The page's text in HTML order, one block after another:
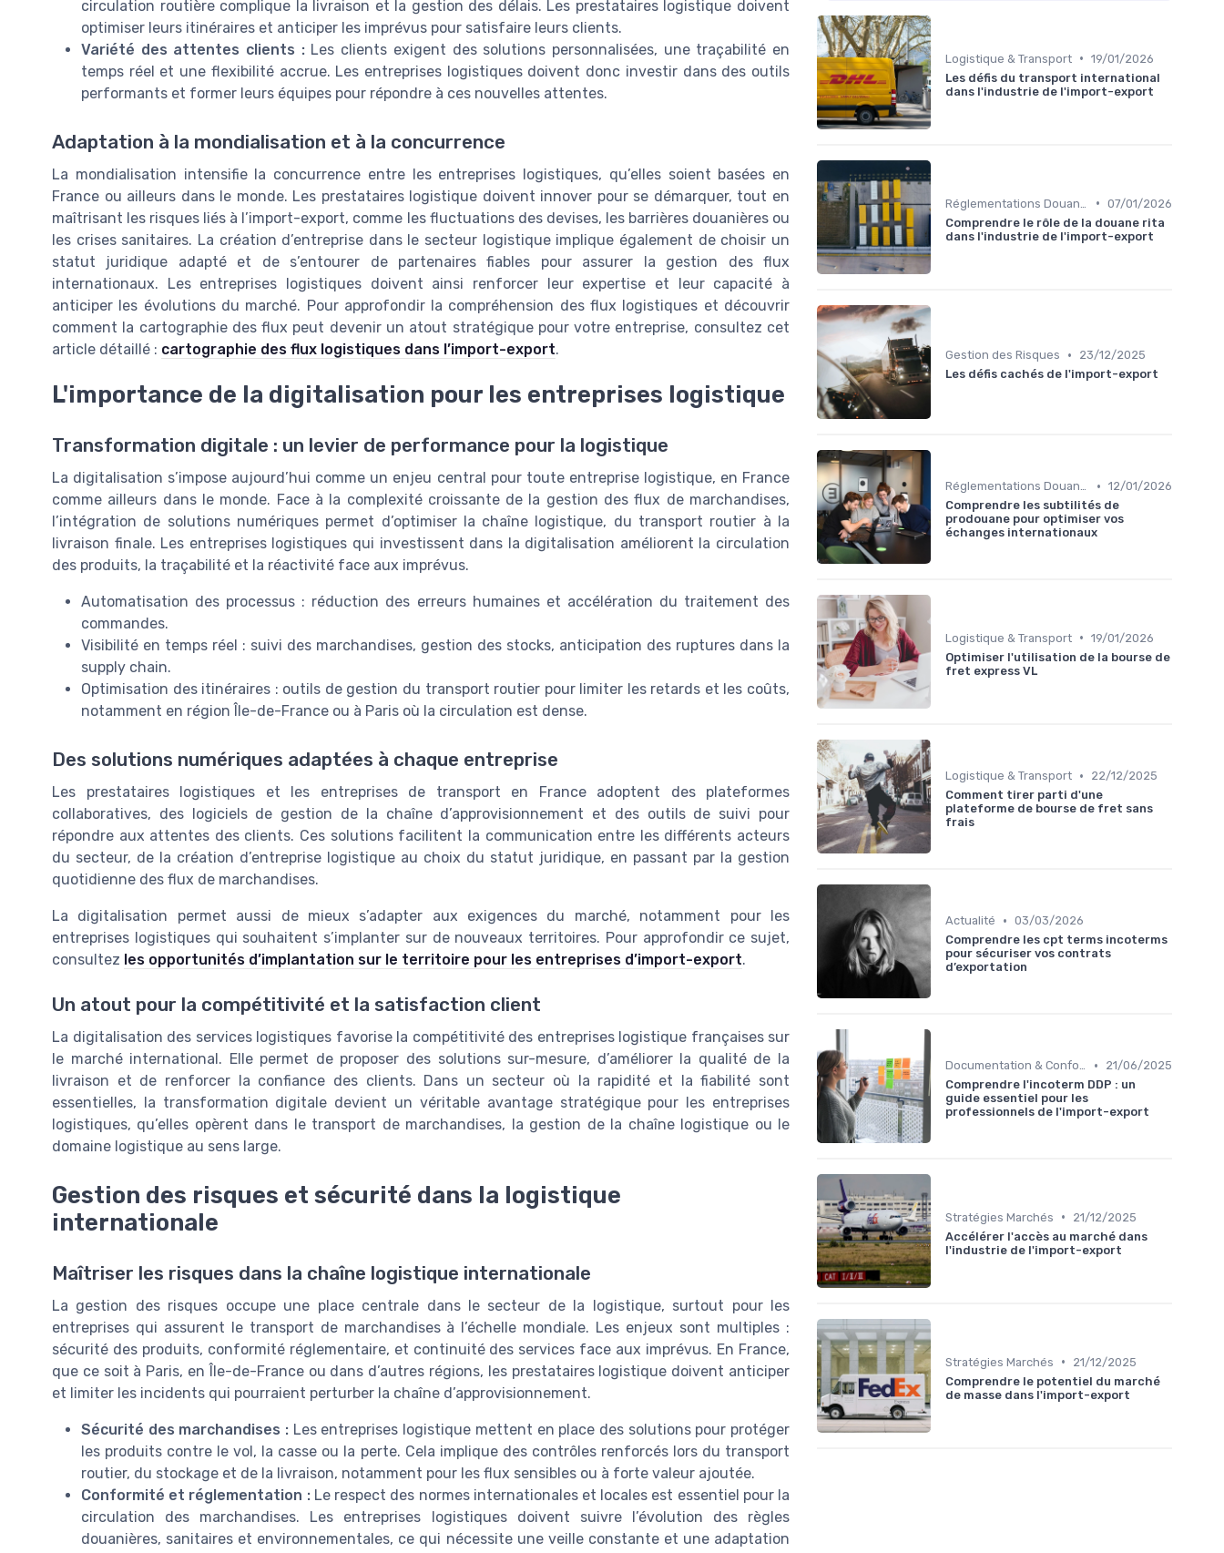
circulation routière complique la livraison et la gestion des délais. Les prestataires logistique doivent
optimiser leurs itinéraires et anticiper les imprévus pour satisfaire leurs clients.
Variété des attentes clients :Les clients exigent des solutions personnalisées, une traçabilité en
temps réel et une flexibilité accrue. Les entreprises logistiques doivent donc investir dans des outils
performants et former leurs équipes pour répondre à ces nouvelles attentes.
Adaptation à la mondialisation et à la concurrence
La mondialisation intensifie la concurrence entre les entreprises logistiques, qu’elles soient basées en
France ou ailleurs dans le monde. Les prestataires logistique doivent innover pour se démarquer, tout en
maîtrisant les risques liés à l’import-export, comme les fluctuations des devises, les barrières douanières ou
les crises sanitaires. La création d’entreprise dans le secteur logistique implique également de choisir un
statut juridique adapté et de s’entourer de partenaires fiables pour assurer la gestion des flux
internationaux. Les entreprises logistiques doivent ainsi renforcer leur expertise et leur capacité à
anticiper les évolutions du marché. Pour approfondir la compréhension des flux logistiques et découvrir
comment la cartographie des flux peut devenir un atout stratégique pour votre entreprise, consultez cet
article détaillé : cartographie des flux logistiques dans l’import-export.
L'importance de la digitalisation pour les entreprises logistique
Transformation digitale : un levier de performance pour la logistique
La digitalisation s’impose aujourd’hui comme un enjeu central pour toute entreprise logistique, en France
comme ailleurs dans le monde. Face à la complexité croissante de la gestion des flux de marchandises,
l’intégration de solutions numériques permet d’optimiser la chaîne logistique, du transport routier à la
livraison finale. Les entreprises logistiques qui investissent dans la digitalisation améliorent la circulation
des produits, la traçabilité et la réactivité face aux imprévus.
Automatisation des processus : réduction des erreurs humaines et accélération du traitement des
commandes.
Visibilité en temps réel : suivi des marchandises, gestion des stocks, anticipation des ruptures dans la
supply chain.
Optimisation des itinéraires : outils de gestion du transport routier pour limiter les retards et les coûts,
notamment en région Île-de-France ou à Paris où la circulation est dense.
Des solutions numériques adaptées à chaque entreprise
Les prestataires logistiques et les entreprises de transport en France adoptent des plateformes
collaboratives, des logiciels de gestion de la chaîne d’approvisionnement et des outils de suivi pour
répondre aux attentes des clients. Ces solutions facilitent la communication entre les différents acteurs
du secteur, de la création d’entreprise logistique au choix du statut juridique, en passant par la gestion
quotidienne des flux de marchandises.
La digitalisation permet aussi de mieux s’adapter aux exigences du marché, notamment pour les
entreprises logistiques qui souhaitent s’implanter sur de nouveaux territoires. Pour approfondir ce sujet,
consultez les opportunités d’implantation sur le territoire pour les entreprises d’import-export.
Un atout pour la compétitivité et la satisfaction client
La digitalisation des services logistiques favorise la compétitivité des entreprises logistique françaises sur
le marché international. Elle permet de proposer des solutions sur-mesure, d’améliorer la qualité de la
livraison et de renforcer la confiance des clients. Dans un secteur où la rapidité et la fiabilité sont
essentielles, la transformation digitale devient un véritable avantage stratégique pour les entreprises
logistiques, qu’elles opèrent dans le transport de marchandises, la gestion de la chaîne logistique ou le
domaine logistique au sens large.
Gestion des risques et sécurité dans la logistique
internationale
Maîtriser les risques dans la chaîne logistique internationale
La gestion des risques occupe une place centrale dans le secteur de la logistique, surtout pour les
entreprises qui assurent le transport de marchandises à l’échelle mondiale. Les enjeux sont multiples :
sécurité des produits, conformité réglementaire, et continuité des services face aux imprévus. En France,
que ce soit à Paris, en Île-de-France ou dans d’autres régions, les prestataires logistique doivent anticiper
et limiter les incidents qui pourraient perturber la chaîne d’approvisionnement.
Sécurité des marchandises : Les entreprises logistique mettent en place des solutions pour protéger
les produits contre le vol, la casse ou la perte. Cela implique des contrôles renforcés lors du transport
routier, du stockage et de la livraison, notamment pour les flux sensibles ou à forte valeur ajoutée.
Conformité et réglementation :Le respect des normes internationales et locales est essentiel pour la
circulation des marchandises. Les entreprises logistiques doivent suivre l’évolution des règles
douanières, sanitaires et environnementales, ce qui nécessite une veille constante et une adaptation
Logistique & Transport • 19/01/2026
Les défis du transport international
dans l'industrie de l'import-export
• 07/01/2026
Comprendre le rôle de la douane rita
dans l'industrie de l'import-export
Gestion des Risques •
23/12/2025
Les défis cachés de l'import-export
Réglementations Douanières • 12/01/2026
Comprendre les subtilités de
prodouane pour optimiser vos
échanges internationaux
Logistique & Transport • 19/01/2026
Optimiser l'utilisation de la bourse de
fret express VL
Logistique & Transport •
22/12/2025
Comment tirer parti d'une
plateforme de bourse de fret sans
frais
Actualité • 03/03/2026
Comprendre les cpt terms incoterms
pour sécuriser vos contrats
d’exportation
Documentation & Conformité •
21/06/2025
Comprendre l'incoterm DDP : un
guide essentiel pour les
professionnels de l'import-export
Stratégies Marchés •
21/12/2025
Accélérer l'accès au marché dans
l'industrie de l'import-export
Stratégies Marchés •
21/12/2025
Comprendre le potentiel du marché
de masse dans l'import-export